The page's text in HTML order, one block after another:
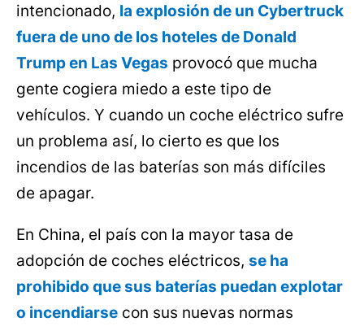
intencionado, la explosión de un Cybertruck
fuera de uno de los hoteles de Donald
Trump en Las Vegas provocó que mucha
gente cogiera miedo a este tipo de
vehículos. Y cuando un coche eléctrico sufre
un problema así, lo cierto es que los
incendios de las baterías son más difíciles
de apagar.
En China, el país con la mayor tasa de
adopción de coches eléctricos, se ha
prohibido que sus baterías puedan explotar
o incendiarse con sus nuevas normas